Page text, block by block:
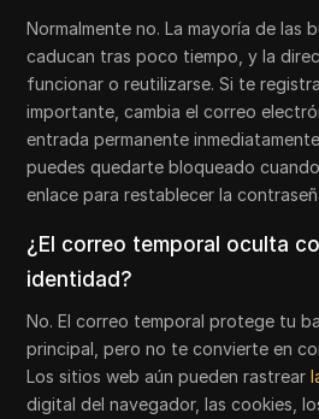
Normalmente no. La mayoría de las
caducan tras poco tiempo, y la
funcionar o reutilizarse. Si te
importante, cambia el correo
entrada permanente
puedes quedarte bloqueado
enlace para restablecer la
¿El correo temporal oculta
identidad?
No. El correo temporal protege tu
principal, pero no te convierte en
Los sitios web aún pueden rastrear
digital del navegador, las cookies,